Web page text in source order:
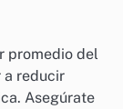
promedio del
a reducir
Asegúrate